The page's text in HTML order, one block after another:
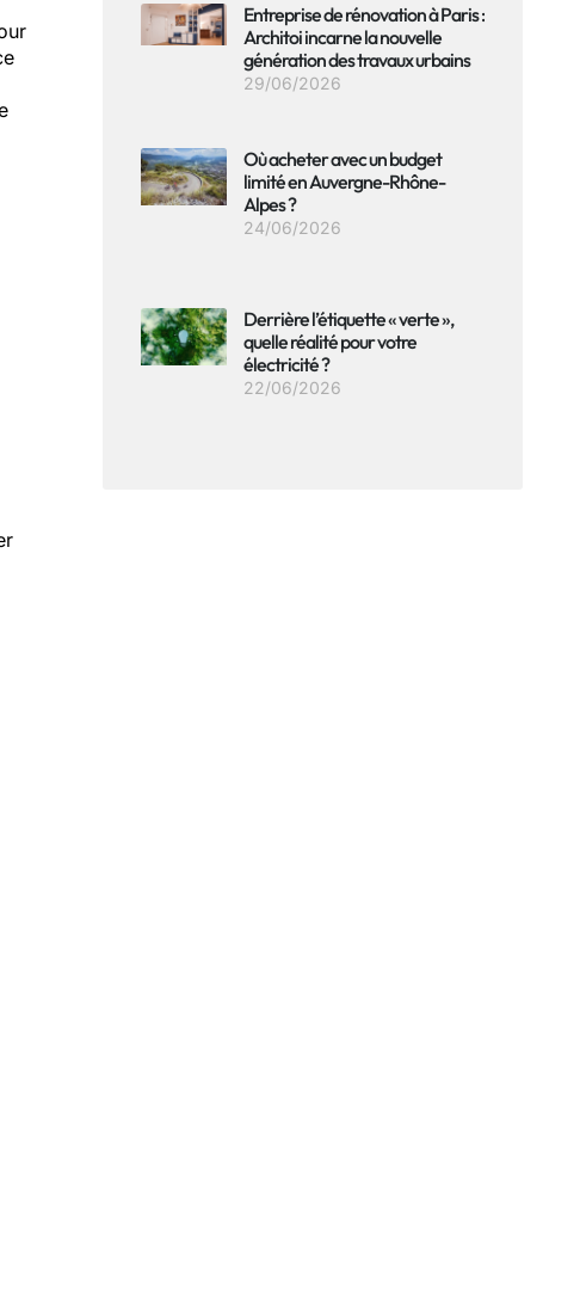
Entreprise de rénovation à Paris :
Architoi incarne la nouvelle
génération des travaux urbains
29/06/2026
Où acheter avec un budget
limité en Auvergne-Rhône-
Alpes ?
24/06/2026
Derrière l’étiquette « verte »,
quelle réalité pour votre
électricité ?
22/06/2026